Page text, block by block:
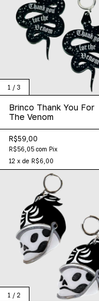
1 / 3
Brinco Thank You For
The Venom
R$59,00
R$56,05 com Pix
12 x de R$6,00
1 / 2